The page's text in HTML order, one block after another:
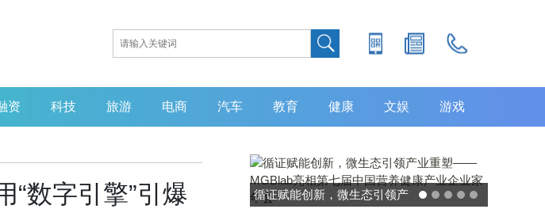
资 科技 旅游 电商 汽车 教育 健康 文娱 游戏
“数字引擎”引爆
灵敏度超 80% 特异性 99%！